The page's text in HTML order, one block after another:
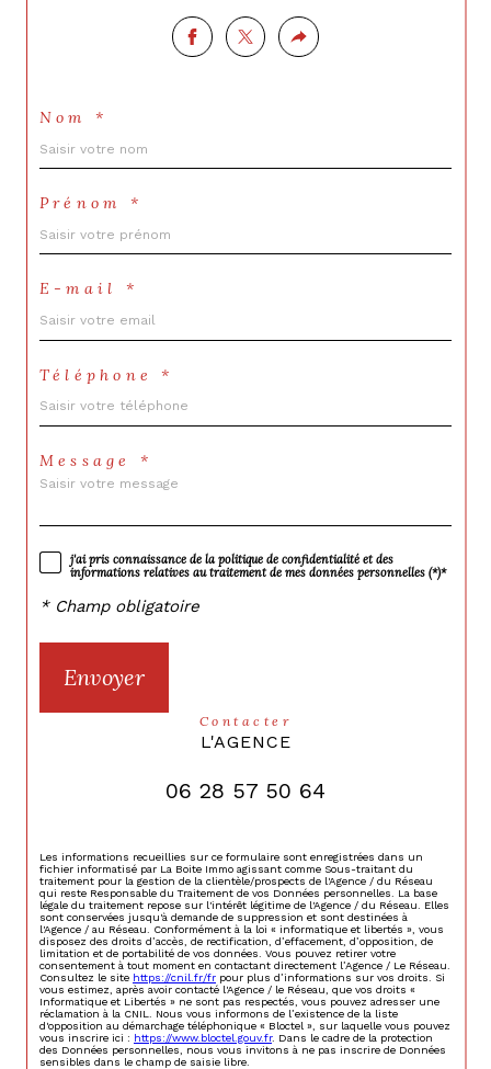
Nom *
Prénom *
E-mail *
Téléphone *
Message *
j'ai pris connaissance de la politique de confidentialité et des
informations relatives au traitement de mes données personnelles (*)*
* Champ obligatoire
Envoyer
contacter
L'AGENCE
06 28 57 50 64
Les informations recueillies sur ce formulaire sont enregistrées dans un
fichier informatisé par La Boite Immo agissant comme Sous-traitant du
traitement pour la gestion de la clientèle/prospects de l'Agence / du Réseau
qui reste Responsable du Traitement de vos Données personnelles. La base
légale du traitement repose sur l'intérêt légitime de l'Agence / du Réseau. Elles
sont conservées jusqu'à demande de suppression et sont destinées à
l'Agence / au Réseau. Conformément à la loi « informatique et libertés », vous
disposez des droits d’accès, de rectification, d’effacement, d’opposition, de
limitation et de portabilité de vos données. Vous pouvez retirer votre
consentement à tout moment en contactant directement l’Agence / Le Réseau.
Consultez le site https://cnil.fr/fr pour plus d’informations sur vos droits. Si
vous estimez, après avoir contacté l'Agence / le Réseau, que vos droits «
Informatique et Libertés » ne sont pas respectés, vous pouvez adresser une
réclamation à la CNIL. Nous vous informons de l’existence de la liste
d'opposition au démarchage téléphonique « Bloctel », sur laquelle vous pouvez
vous inscrire ici : https://www.bloctel.gouv.fr. Dans le cadre de la protection
des Données personnelles, nous vous invitons à ne pas inscrire de Données
sensibles dans le champ de saisie libre.